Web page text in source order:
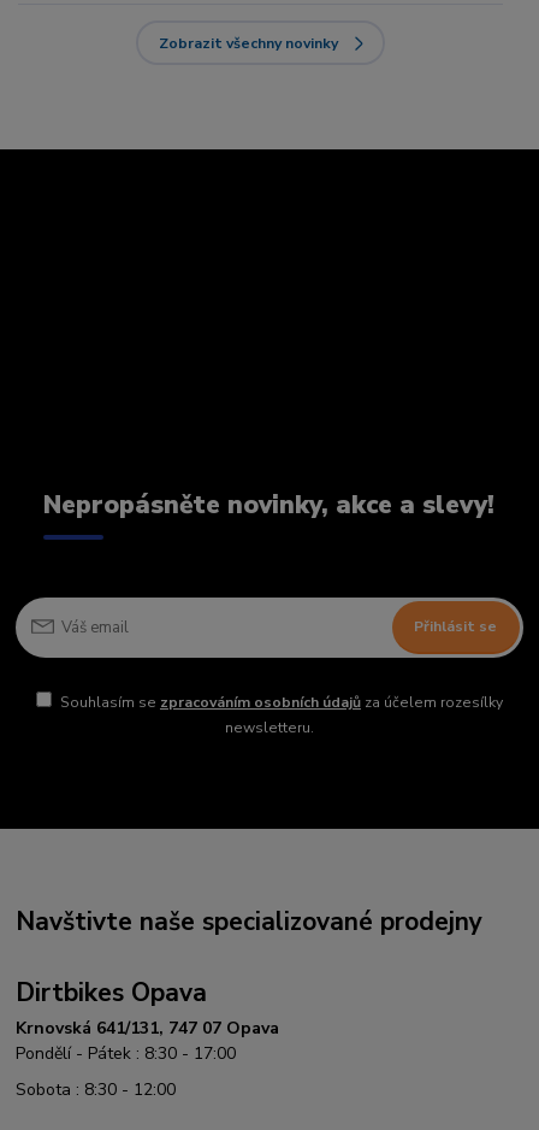
Zobrazit všechny novinky
Nepropásněte novinky, akce a slevy!
Přihlásit se
Souhlasím se zpracováním osobních údajůza účelem rozesílky
newsletteru.
Navštivte naše specializované prodejny
Dirtbikes Opava
Krnovská 641/131, 747 07 Opava
Pondělí - Pátek : 8:30 - 17:00
Sobota : 8:30 - 12:00